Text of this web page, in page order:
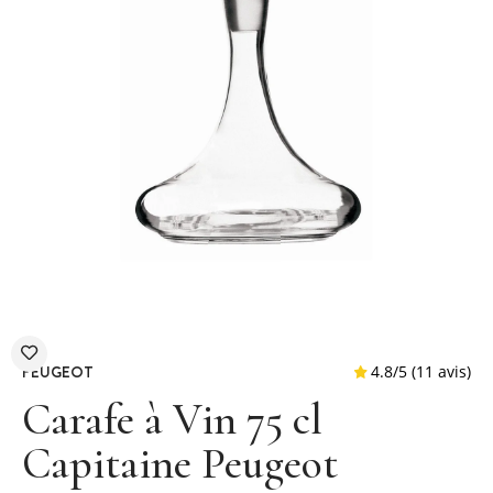
PEUGEOT
Carafe à Vin 75 cl
Capitaine Peugeot